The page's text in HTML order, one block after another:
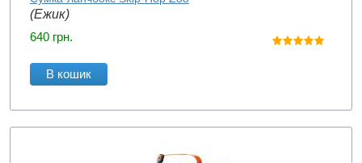
(Ежик)
640 грн.
В кошик